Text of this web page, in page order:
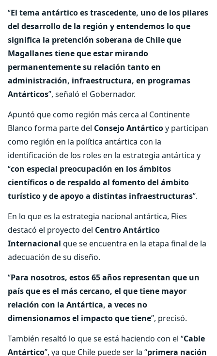
“El tema antártico es trascedente, uno de los pilares
del desarrollo de la región y entendemos lo que
significa la pretención soberana de Chile que
Magallanes tiene que estar mirando
permanentemente su relación tanto en
administración, infraestructura, en programas
Antárticos”, señaló el Gobernador.
Apuntó que como región más cerca al Continente
Blanco forma parte del Consejo Antárticoy participan
como región en la política antártica con la
identificación de los roles en la estrategia antártica y
“con especial preocupación en los ámbitos
científicos o de respaldo al fomento del ámbito
turístico y de apoyo a distintas infraestructuras”.
En lo que es la estrategia nacional antártica, Flies
destacó el proyecto del Centro Antártico
Internacional que se encuentra en la etapa final de la
adecuación de su diseño.
“Para nosotros, estos 65 años representan que un
país que es el más cercano, el que tiene mayor
relación con la Antártica, a veces no
dimensionamos el impacto que tiene”, precisó.
También resaltó lo que se está haciendo con el “Cable
Antártico”, ya que Chile puede ser la “primera nación